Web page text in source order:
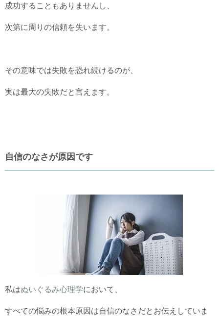
成功することもありませんし、
次第に周りの信頼を失います。
その意味では失敗を恐れ続けるのが、
実は最大の失敗だと言えます。
自信のなさが原因です
私はぬいぐるみ心理学において、
すべての悩みの根本原因は自信のなさだとお伝えしていま